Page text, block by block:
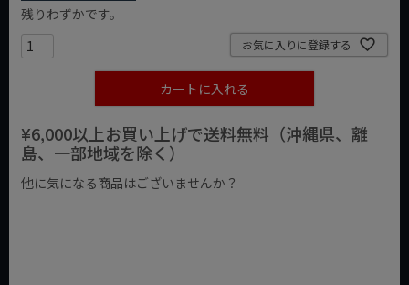
残りわずかです。
お気に入りに登録する
カートに入れる
¥6,000以上お買い上げで送料無料（沖縄県、離
島、一部地域を除く）
他に気になる商品はございませんか？